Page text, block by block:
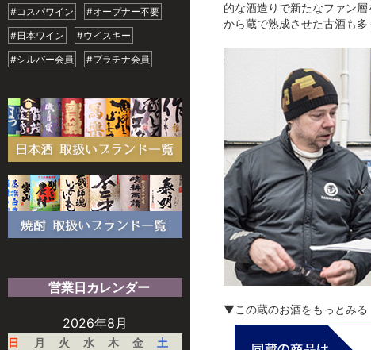
#コスパワイン
#オープナー不要
#日本ワイン
#ウイスキー
#シルバー会員
#プラチナ会員
営業日カレンダー
2026年8月
日 月 火 水 木 金
土
的な酒造りで新たなファン
から蔵で熟成させた古酒も多
▼この蔵のお酒をもっとみる